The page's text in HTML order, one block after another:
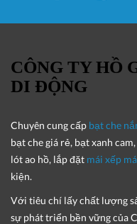
CÔNG TY HỒ
DI ĐỘNG
Chuyên cung cấp bạt che
bạt che giá rẻ, bạt xanh
lót ao hồ, lắp đặt mái xếp
kiện.
Với tiêu chí lấychất lượng
sự phát triển bền vững của